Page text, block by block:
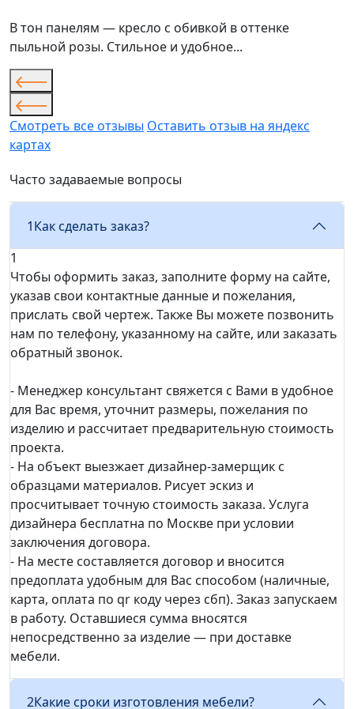
В тон панелям — кресло с обивкой в оттенке
пыльной розы. Стильное и удобное...
Смотреть все отзывы Оставить отзыв на яндекс
картах
Часто задаваемые вопросы
1Как сделать заказ?
1
Чтобы оформить заказ, заполните форму на сайте,
указав свои контактные данные и пожелания,
прислать свой чертеж. Также Вы можете позвонить
нам по телефону, указанному на сайте, или заказать
обратный звонок.
- Менеджер консультант свяжется с Вами в удобное
для Вас время, уточнит размеры, пожелания по
изделию и рассчитает предварительную стоимость
проекта.
- На объект выезжает дизайнер-замерщик с
образцами материалов. Рисует эскиз и
просчитывает точную стоимость заказа. Услуга
дизайнера бесплатна по Москве при условии
заключения договора.
- На месте составляется договор и вносится
предоплата удобным для Вас способом (наличные,
карта, оплата по qr коду через сбп). Заказ запускаем
в работу. Оставшиеся сумма вносятся
непосредственно за изделие — при доставке
мебели.
2Какие сроки изготовления мебели?